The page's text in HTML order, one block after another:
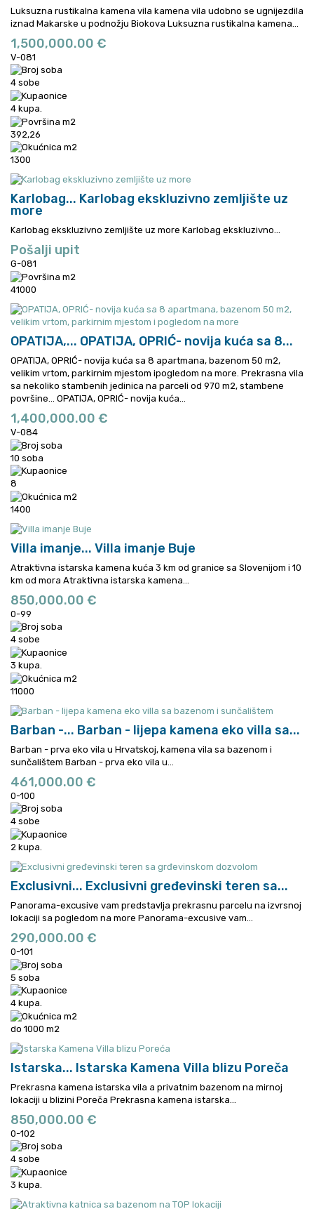
Luksuzna rustikalna kamena vila kamena vila udobno se ugnijezdila
iznad Makarske u podnožju Biokova Luksuzna rustikalna kamena...
1,500,000.00 €
V-081
4 sobe
4 kupa.
392,26
1300
Karlobag... Karlobag ekskluzivno zemljište uz
more
Karlobag ekskluzivno zemljište uz more Karlobag ekskluzivno...
Pošalji upit
G-081
41000
OPATIJA,... OPATIJA, OPRIĆ- novija kuća sa 8...
OPATIJA, OPRIĆ- novija kuća sa 8 apartmana, bazenom 50 m2,
velikim vrtom, parkirnim mjestom ipogledom na more. Prekrasna vila
sa nekoliko stambenih jedinica na parceli od 970 m2, stambene
površine...
OPATIJA, OPRIĆ- novija kuća...
1,400,000.00 €
V-084
10 soba
8
1400
Villa imanje... Villa imanje Buje
Atraktivna istarska kamena kuća 3 km od granice sa Slovenijom i 10
km od mora Atraktivna istarska kamena...
850,000.00 €
0-99
4 sobe
3 kupa.
11000
Barban -... Barban - lijepa kamena eko villa sa...
Barban - prva eko vila u Hrvatskoj, kamena vila sa bazenom i
sunčalištem Barban - prva eko vila u...
461,000.00 €
0-100
4 sobe
2 kupa.
Exclusivni... Exclusivni gređevinski teren sa...
Panorama-excusive vam predstavlja prekrasnu parcelu na izvrsnoj
lokaciji sa pogledom na more Panorama-excusive vam...
290,000.00 €
0-101
5 soba
4 kupa.
do 1000 m2
Istarska... Istarska Kamena Villa blizu Poreča
Prekrasna kamena istarska vila a privatnim bazenom na mirnoj
lokaciji u blizini Poreča Prekrasna kamena istarska...
850,000.00 €
0-102
4 sobe
3 kupa.